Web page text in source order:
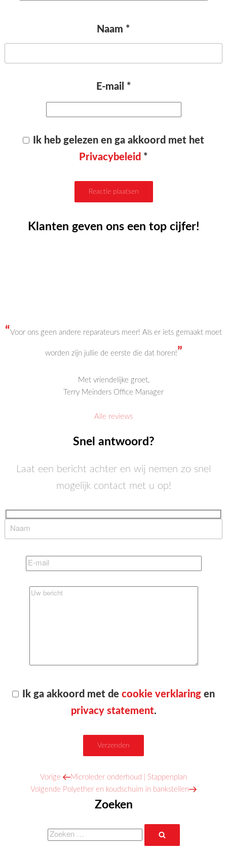
Naam *
E-mail *
Ik heb gelezen en ga akkoord met het
Privacybeleid *
Klanten geven ons een top cijfer!
“Voor ons geen andere reparateurs meer! Als er iets gemaakt moet
worden zijn jullie de eerste die dat horen!”
Met vriendelijke groet,
Terry Meinders Office Manager
Alle reviews
Snel antwoord?
Laat een bericht achter en wij nemen zo snel
mogelijk contact met u op!
Ik ga akkoord met decookie verklaring en
privacy statement.
BerichtVorig
bericht
Vorige
Microleder onderhoud | Stappenplan
Volgend
Volgende Polyether en koudschuim in bankstellen
Zoeken
Zoeken
naar: